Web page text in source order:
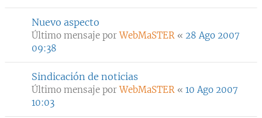
Nuevo aspecto
Último mensaje porWebMaSTER « 28 Ago 2007
09:38
Sindicación de noticias
Último mensaje porWebMaSTER « 10 Ago 2007
10:03